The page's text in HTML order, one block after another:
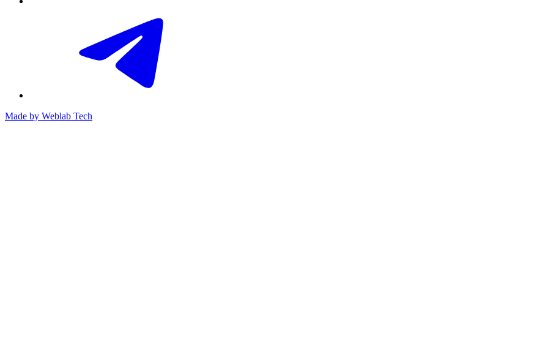
Made by Weblab Tech